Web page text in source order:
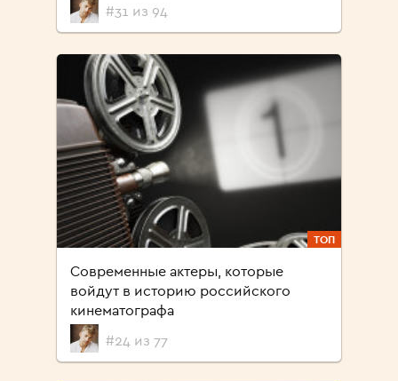
#31 из 94
ТОП
Современные актеры, которые
войдут в историю российского
кинематографа
#24 из 77